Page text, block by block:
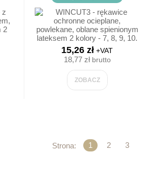
INFO. PUBLICZNEJ
INFO. NAPISY
- UWAGA PIES
15,26 zł +VAT
18,77 złbrutto
ZOBACZ
Strona: 1 2 3